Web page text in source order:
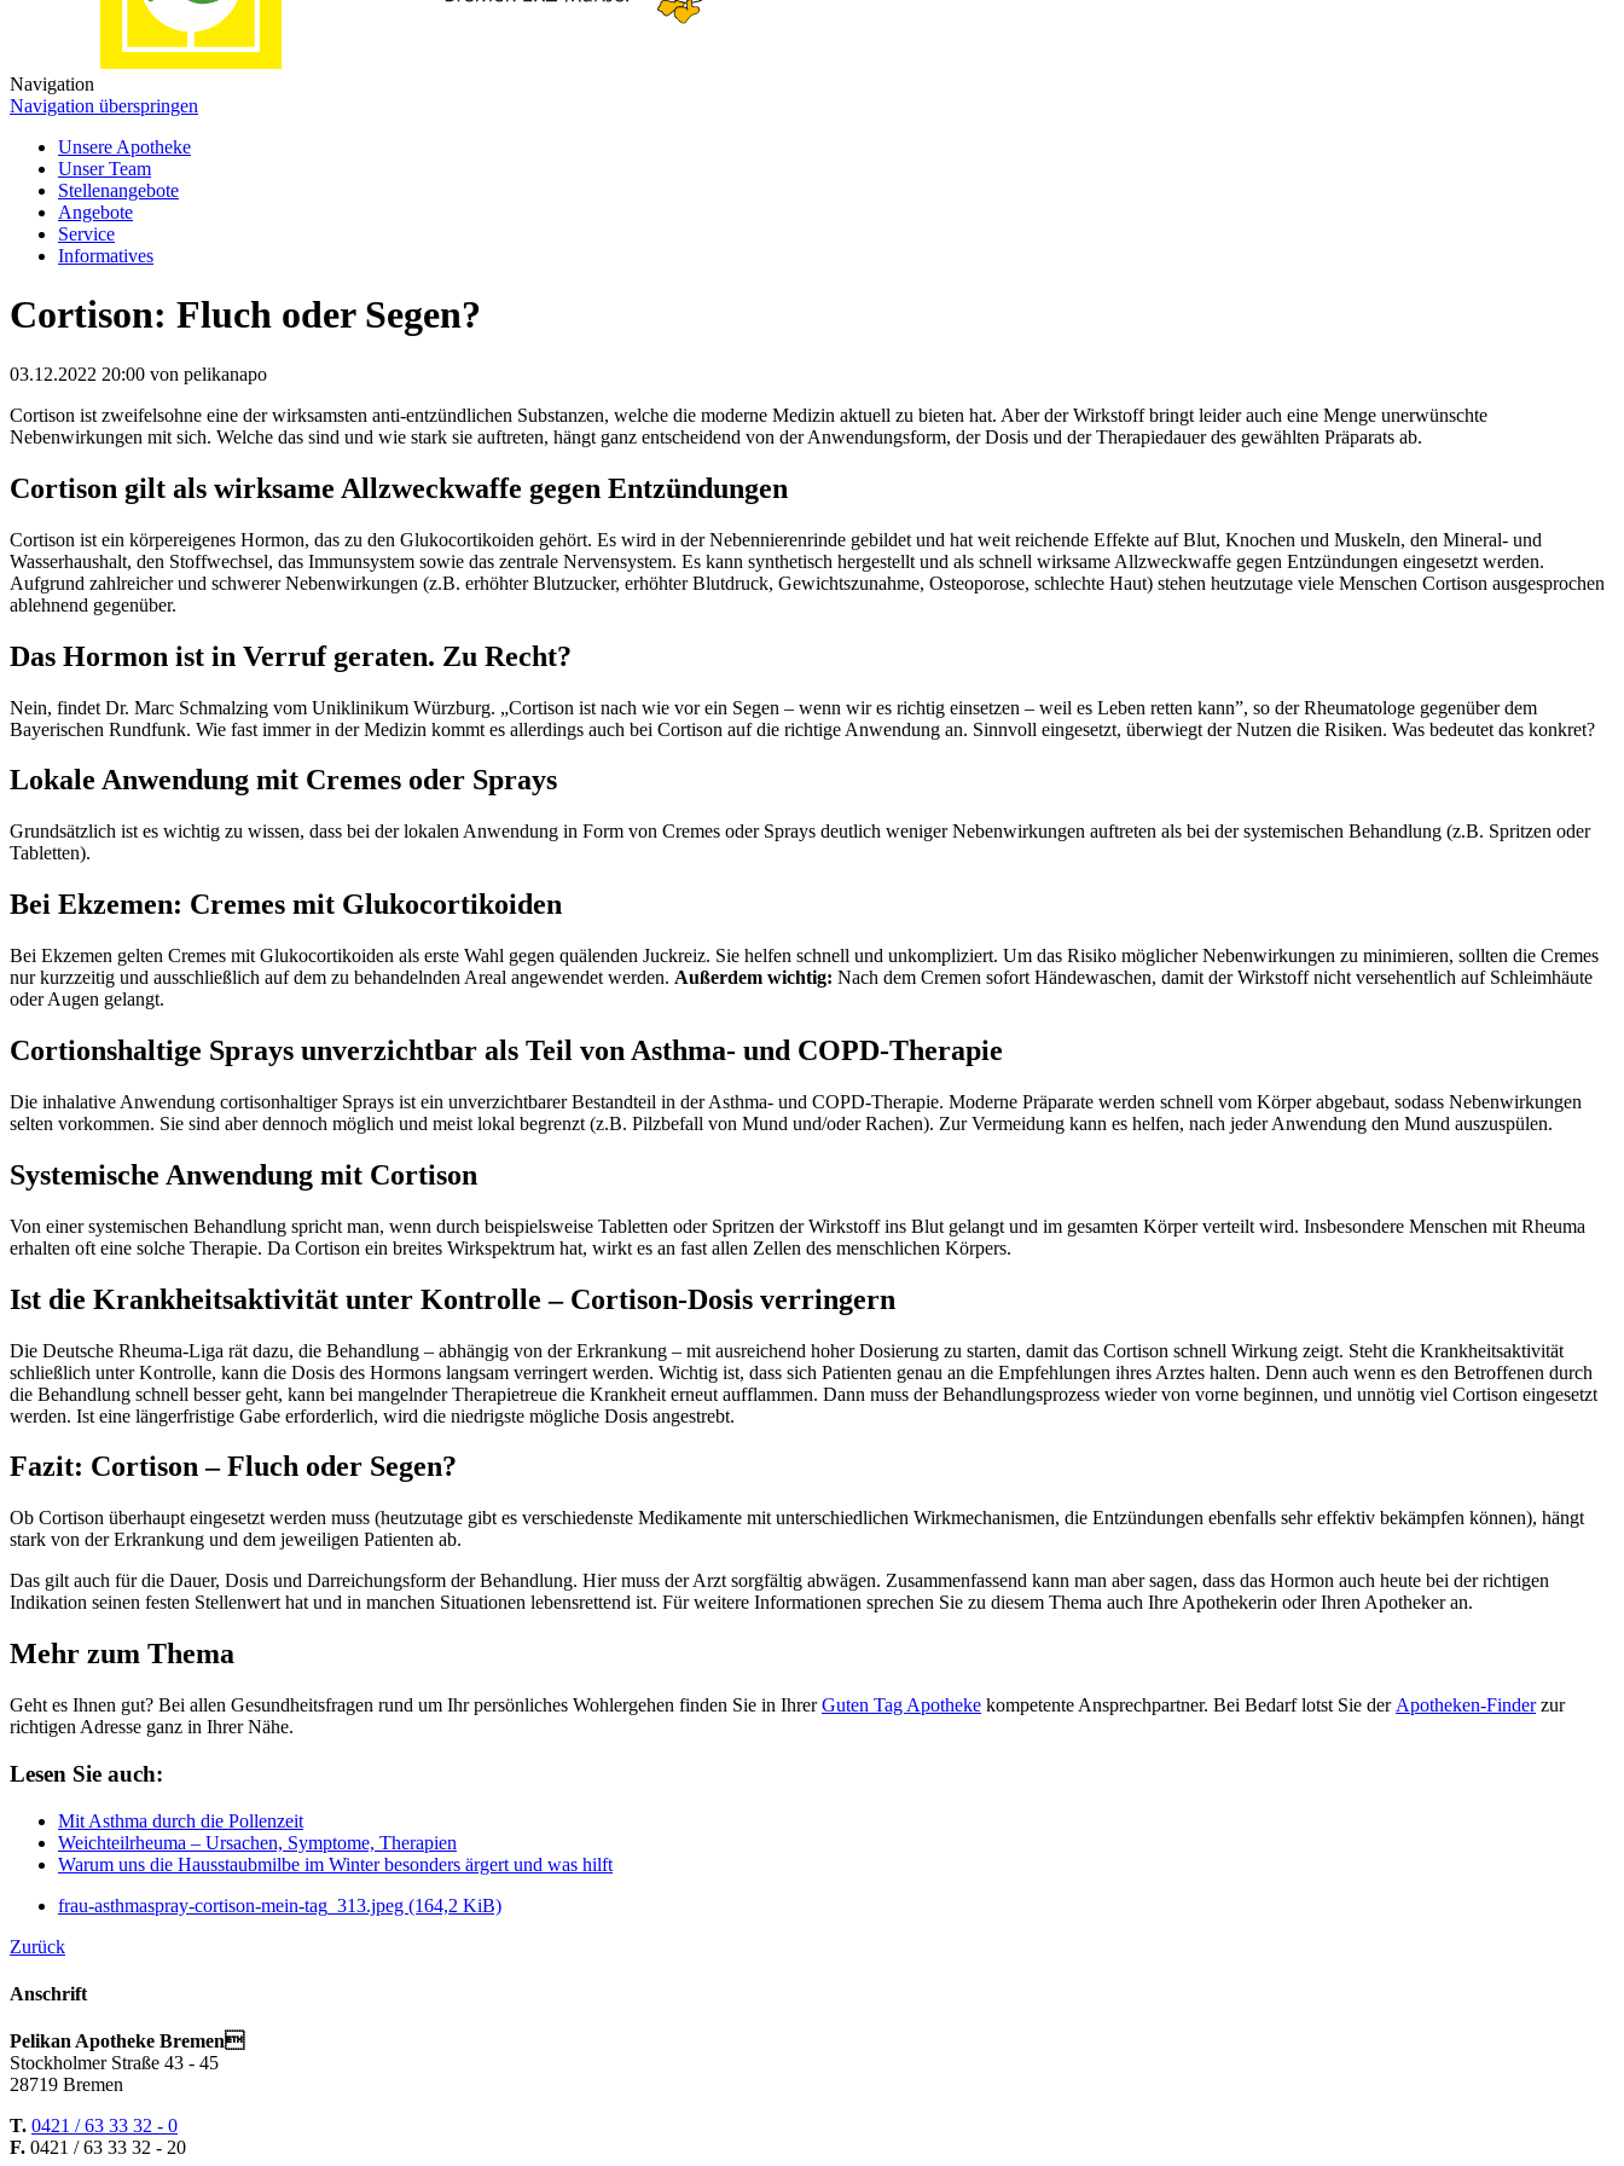
Navigation
Navigation überspringen
Unsere Apotheke
Unser Team
Stellenangebote
Angebote
Service
Informatives
Cortison: Fluch oder Segen?
03.12.2022 20:00 von pelikanapo
Cortison ist zweifelsohne eine der wirksamsten anti-entzündlichen Substanzen, welche die moderne Medizin aktuell zu bieten hat. Aber der Wirkstoff bringt leider auch eine Menge unerwünschte
Nebenwirkungen mit sich. Welche das sind und wie stark sie auftreten, hängt ganz entscheidend von der Anwendungsform, der Dosis und der Therapiedauer des gewählten Präparats ab.
Cortison gilt als wirksame Allzweckwaffe gegen Entzündungen
Cortison ist ein körpereigenes Hormon, das zu den Glukocortikoiden gehört. Es wird in der Nebennierenrinde gebildet und hat weit reichende Effekte auf Blut, Knochen und Muskeln, den Mineral- und
Wasserhaushalt, den Stoffwechsel, das Immunsystem sowie das zentrale Nervensystem. Es kann synthetisch hergestellt und als schnell wirksame Allzweckwaffe gegen Entzündungen eingesetzt werden.
Aufgrund zahlreicher und schwerer Nebenwirkungen (z.B. erhöhter Blutzucker, erhöhter Blutdruck, Gewichtszunahme, Osteoporose, schlechte Haut) stehen heutzutage viele Menschen Cortison ausgesprochen
ablehnend gegenüber.
Das Hormon ist in Verruf geraten. Zu Recht?
Nein, findet Dr. Marc Schmalzing vom Uniklinikum Würzburg. „Cortison ist nach wie vor ein Segen – wenn wir es richtig einsetzen – weil es Leben retten kann”, so der Rheumatologe gegenüber dem
Bayerischen Rundfunk. Wie fast immer in der Medizin kommt es allerdings auch bei Cortison auf die richtige Anwendung an. Sinnvoll eingesetzt, überwiegt der Nutzen die Risiken. Was bedeutet das konkret?
Lokale Anwendung mit Cremes oder Sprays
Grundsätzlich ist es wichtig zu wissen, dass bei der lokalen Anwendung in Form von Cremes oder Sprays deutlich weniger Nebenwirkungen auftreten als bei der systemischen Behandlung (z.B. Spritzen oder
Tabletten).
Bei Ekzemen: Cremes mit Glukocortikoiden
Bei Ekzemen gelten Cremes mit Glukocortikoiden als erste Wahl gegen quälenden Juckreiz. Sie helfen schnell und unkompliziert. Um das Risiko möglicher Nebenwirkungen zu minimieren, sollten die Cremes
nur kurzzeitig und ausschließlich auf dem zu behandelnden Areal angewendet werden. Außerdem wichtig: Nach dem Cremen sofort Händewaschen, damit der Wirkstoff nicht versehentlich auf Schleimhäute
oder Augen gelangt.
Cortionshaltige Sprays unverzichtbar als Teil von Asthma- und COPD-Therapie
Die inhalative Anwendung cortisonhaltiger Sprays ist ein unverzichtbarer Bestandteil in der Asthma- und COPD-Therapie. Moderne Präparate werden schnell vom Körper abgebaut, sodass Nebenwirkungen
selten vorkommen. Sie sind aber dennoch möglich und meist lokal begrenzt (z.B. Pilzbefall von Mund und/oder Rachen). Zur Vermeidung kann es helfen, nach jeder Anwendung den Mund auszuspülen.
Systemische Anwendung mit Cortison
Von einer systemischen Behandlung spricht man, wenn durch beispielsweise Tabletten oder Spritzen der Wirkstoff ins Blut gelangt und im gesamten Körper verteilt wird. Insbesondere Menschen mit Rheuma
erhalten oft eine solche Therapie. Da Cortison ein breites Wirkspektrum hat, wirkt es an fast allen Zellen des menschlichen Körpers.
Ist die Krankheitsaktivität unter Kontrolle – Cortison-Dosis verringern
Die Deutsche Rheuma-Liga rät dazu, die Behandlung – abhängig von der Erkrankung – mit ausreichend hoher Dosierung zu starten, damit das Cortison schnell Wirkung zeigt. Steht die Krankheitsaktivität
schließlich unter Kontrolle, kann die Dosis des Hormons langsam verringert werden. Wichtig ist, dass sich Patienten genau an die Empfehlungen ihres Arztes halten. Denn auch wenn es den Betroffenen durch
die Behandlung schnell besser geht, kann bei mangelnder Therapietreue die Krankheit erneut aufflammen. Dann muss der Behandlungsprozess wieder von vorne beginnen, und unnötig viel Cortison eingesetzt
werden. Ist eine längerfristige Gabe erforderlich, wird die niedrigste mögliche Dosis angestrebt.
Fazit: Cortison – Fluch oder Segen?
Ob Cortison überhaupt eingesetzt werden muss (heutzutage gibt es verschiedenste Medikamente mit unterschiedlichen Wirkmechanismen, die Entzündungen ebenfalls sehr effektiv bekämpfen können), hängt
stark von der Erkrankung und dem jeweiligen Patienten ab.
Das gilt auch für die Dauer, Dosis und Darreichungsform der Behandlung. Hier muss der Arzt sorgfältig abwägen. Zusammenfassend kann man aber sagen, dass das Hormon auch heute bei der richtigen
Indikation seinen festen Stellenwert hat und in manchen Situationen lebensrettend ist. Für weitere Informationen sprechen Sie zu diesem Thema auch Ihre Apothekerin oder Ihren Apotheker an.
Mehr zum Thema
Geht es Ihnen gut? Bei allen Gesundheitsfragen rund um Ihr persönliches Wohlergehen finden Sie in IhrerGuten Tag Apotheke kompetente Ansprechpartner. Bei Bedarf lotst Sie der Apotheken-Finderzur
richtigen Adresse ganz in Ihrer Nähe.
Lesen Sie auch:
Mit Asthma durch die Pollenzeit
Weichteilrheuma – Ursachen, Symptome, Therapien
Warum uns die Hausstaubmilbe im Winter besonders ärgert und was hilft
frau-asthmaspray-cortison-mein-tag_313.jpeg (164,2 KiB)
Zurück
Anschrift
Pelikan Apotheke Bremen
Stockholmer Straße 43 - 45
28719 Bremen
T. 0421 / 63 33 32 - 0
F. 0421 / 63 33 32 - 20